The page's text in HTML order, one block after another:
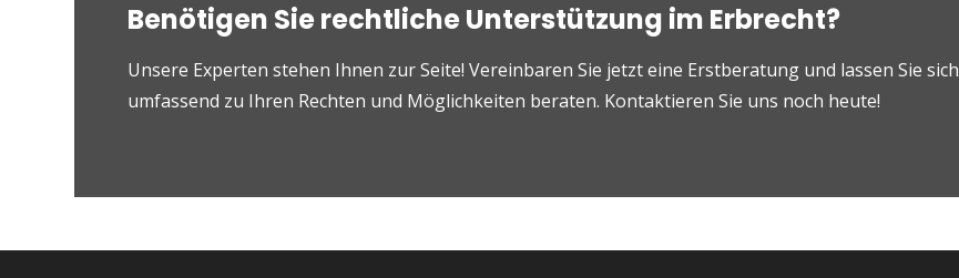
Benötigen Sie rechtliche Unterstützung im Erbrecht?
Unsere Experten stehen Ihnen zur Seite! Vereinbaren Sie jetzt eine Erstberatung und lassen Sie sich
umfassend zu Ihren Rechten und Möglichkeiten beraten. Kontaktieren Sie uns noch heute!